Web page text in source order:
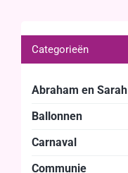
Categorieën
Abraham en Sarah
Ballonnen
Carnaval
Communie